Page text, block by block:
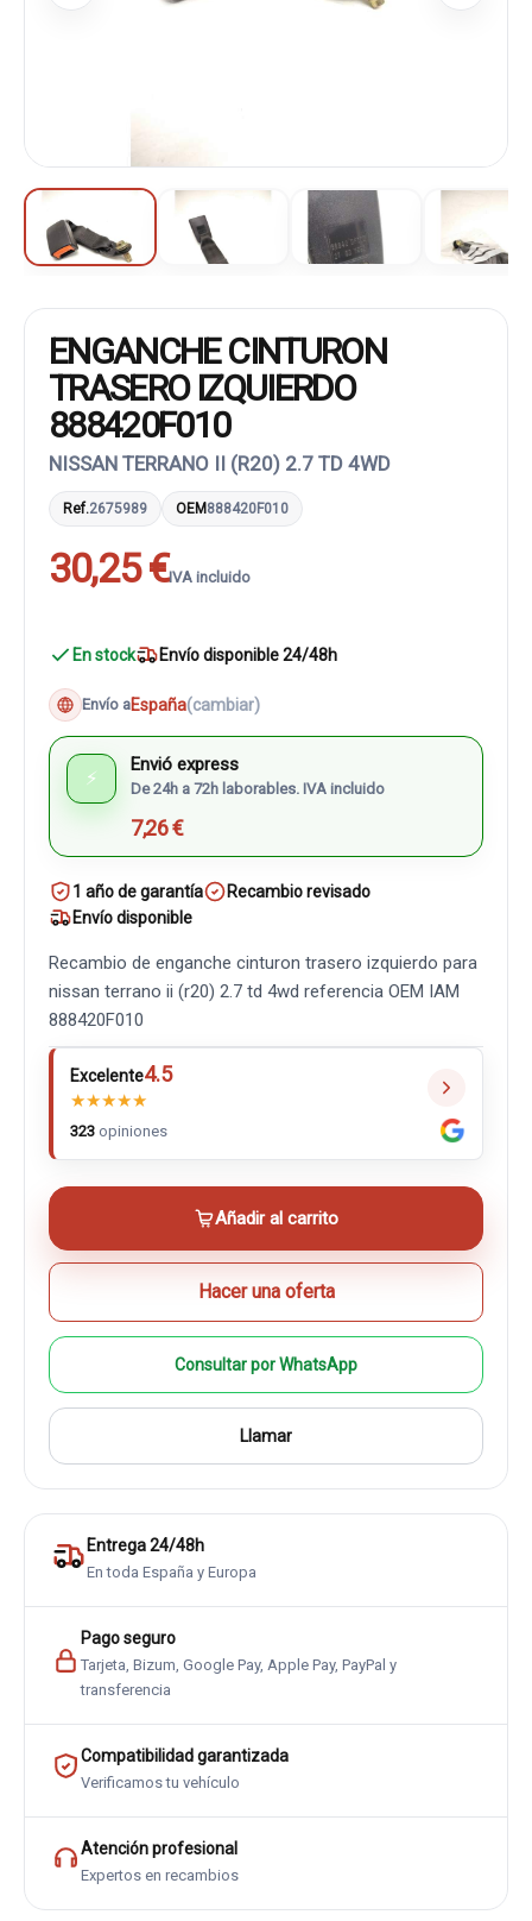
ENGANCHE CINTURON
TRASERO IZQUIERDO
888420F010
NISSAN TERRANO II (R20) 2.7 TD 4WD
Ref.2675989 OEM888420F010
30,25 €IVA incluido
En stock Envío disponible 24/48h
Envío aEspaña(cambiar)
⚡
Envió express
De 24h a 72h laborables. IVA incluido
7,26 €
1 año de garantía
Recambio revisado
Envío disponible
Recambio de enganche cinturon trasero izquierdo para
nissan terrano ii (r20) 2.7 td 4wd referencia OEM IAM
888420F010
Excelente4.5
★★★★★
323 opiniones
Añadir al carrito
Hacer una oferta
Consultar por WhatsApp
Llamar
Entrega 24/48h
En toda España y Europa
Pago seguro
Tarjeta, Bizum, Google Pay, Apple Pay, PayPal y
transferencia
Compatibilidad garantizada
Verificamos tu vehículo
Atención profesional
Expertos en recambios